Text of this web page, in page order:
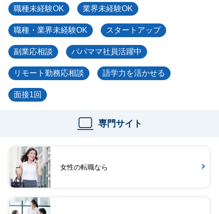
職種未経験OK 業界未経験OK
職種・業界未経験OK スタートアップ
副業応相談 パパママ社員活躍中
リモート勤務応相談 語学力を活かせる
面接1回
専門サイト
女性の転職なら